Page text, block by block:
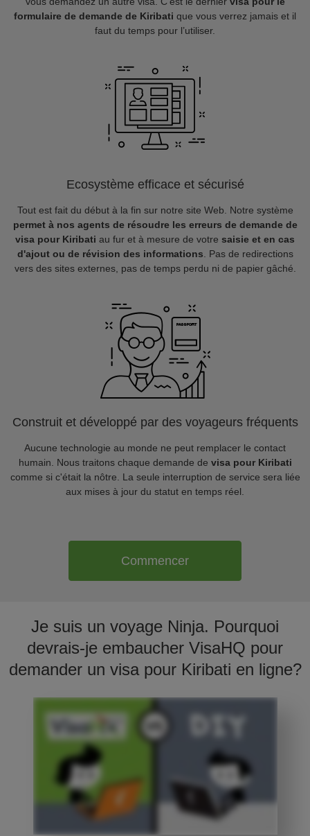
formulaire de demande de Kiribati que vous verrez jamais et il
faut du temps pour l’utiliser.
Ecosystème efficace et sécurisé
Tout est fait du début à la fin sur notre site Web. Notre système
permet à nos agents de résoudre les erreurs de demande de
visa pour Kiribati au fur et à mesure de votre saisie et en cas
d'ajout ou de révision des informations . Pas de redirections
vers des sites externes, pas de temps perdu ni de papier gâché.
Construit et développé par des voyageurs fréquents
Aucune technologie au monde ne peut remplacer le contact
humain. Nous traitons chaque demande de visa pour Kiribati
comme si c'était la nôtre. La seule interruption de service sera liée
aux mises à jour du statut en temps réel.
Commencer
Je suis un voyage Ninja. Pourquoi
devrais-je embaucher VisaHQ pour
demander un visa pour Kiribati en ligne?